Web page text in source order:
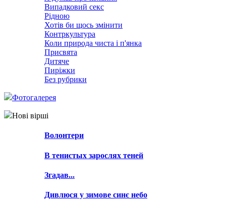
Випадковий секс
Рідною
Хотів би щось змінити
Контркультура
Коли природа чиста і п'янка
Присвята
Дитяче
Пиріжки
Без рубрики
Фотогалерея
Нові вірші
Волонтери
В тенистых зарослях теней
Згадав...
Дивлюся у зимове синє небо